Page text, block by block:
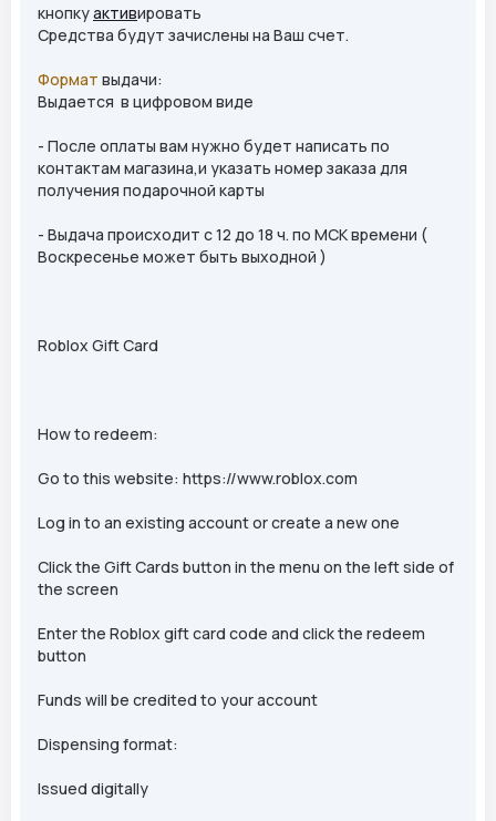
кнопкуактивировать
Средства будут зачислены на Ваш счет.
Формат выдачи:
Выдается в цифровом виде
- После оплаты вам нужно будет написать по
контактам магазина,и указать номер заказа для
получения подарочной карты
- Выдача происходит с 12 до 18 ч. по МСК времени (
Воскресенье может быть выходной )
Roblox Gift Card
How to redeem:
Go to this website: https://www.roblox.com
Log in to an existing account or create a new one
Click the Gift Cards button in the menu on the left side of
the screen
Enter the Roblox gift card code and click the redeem
button
Funds will be credited to your account
Dispensing format:
Issued digitally